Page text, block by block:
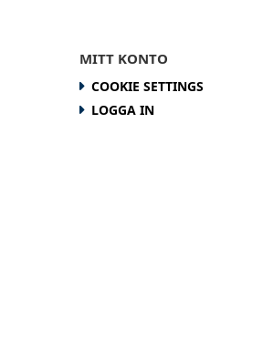
MITT KONTO
COOKIE SETTINGS
LOGGA IN